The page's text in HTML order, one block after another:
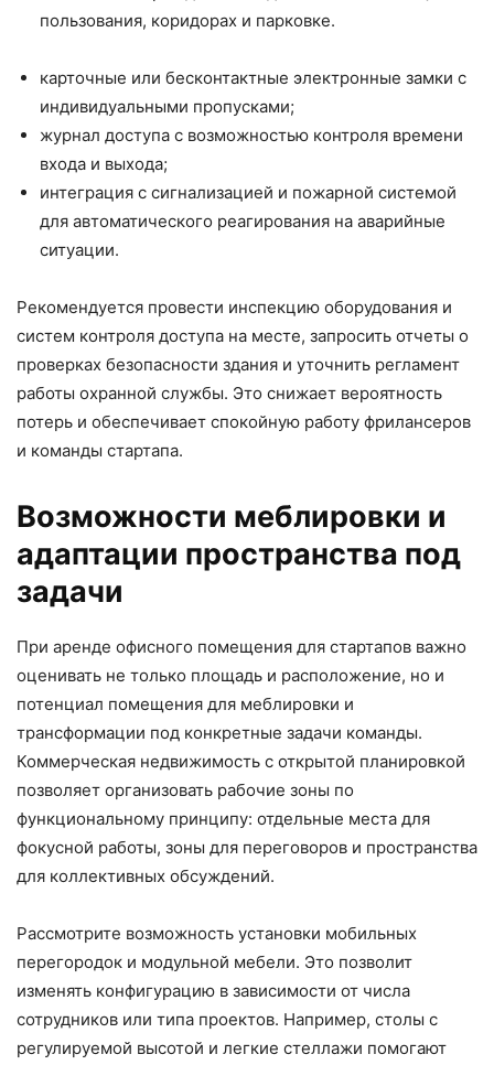
пользования, коридорах и парковке.
карточные или бесконтактные электронные замки с
индивидуальными пропусками;
журнал доступа с возможностью контроля времени
входа и выхода;
интеграция с сигнализацией и пожарной системой
для автоматического реагирования на аварийные
ситуации.
Рекомендуется провести инспекцию оборудования и
систем контроля доступа на месте, запросить отчеты о
проверках безопасности здания и уточнить регламент
работы охранной службы. Это снижает вероятность
потерь и обеспечивает спокойную работу фрилансеров
и команды стартапа.
Возможности меблировки и
адаптации пространства под
задачи
При аренде офисного помещения для стартапов важно
оценивать не только площадь и расположение, но и
потенциал помещения для меблировки и
трансформации под конкретные задачи команды.
Коммерческая недвижимость с открытой планировкой
позволяет организовать рабочие зоны по
функциональному принципу: отдельные места для
фокусной работы, зоны для переговоров и пространства
для коллективных обсуждений.
Рассмотрите возможность установки мобильных
перегородок и модульной мебели. Это позволит
изменять конфигурацию в зависимости от числа
сотрудников или типа проектов. Например, столы с
регулируемой высотой и легкие стеллажи помогают